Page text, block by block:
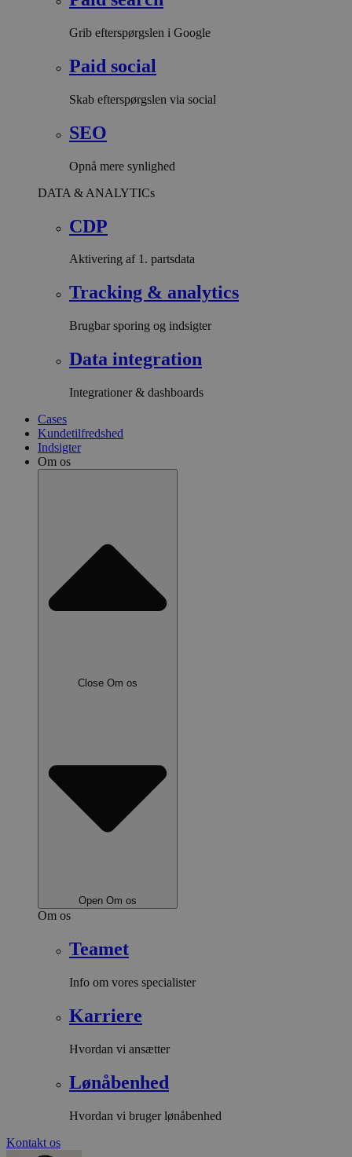
Grib efterspørgslen i Google
Paid social
Skab efterspørgslen via social
SEO
Opnå mere synlighed
DATA & ANALYTICs
CDP
Aktivering af 1. partsdata
Tracking & analytics
Brugbar sporing og indsigter
Data integration
Integrationer & dashboards
Cases
Kundetilfredshed
Indsigter
Om os
Close Om os
Open Om os
Om os
Teamet
Info om vores specialister
Karriere
Hvordan vi ansætter
Lønåbenhed
Hvordan vi bruger lønåbenhed
Kontakt os